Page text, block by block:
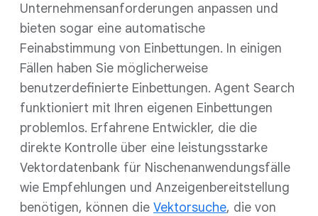
Unternehmensanforderungen anpassen und
bieten sogar eine automatische
Feinabstimmung von Einbettungen. In einigen
Fällen haben Sie möglicherweise
benutzerdefinierte Einbettungen. Agent Search
funktioniert mit Ihren eigenen Einbettungen
problemlos. Erfahrene Entwickler, die die
direkte Kontrolle über eine leistungsstarke
Vektordatenbank für Nischenanwendungsfälle
wie Empfehlungen und Anzeigenbereitstellung
benötigen, können die Vektorsuche, die von